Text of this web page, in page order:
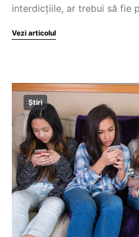
interdicţiile, ar trebui să fie
Vezi articolul
Știri